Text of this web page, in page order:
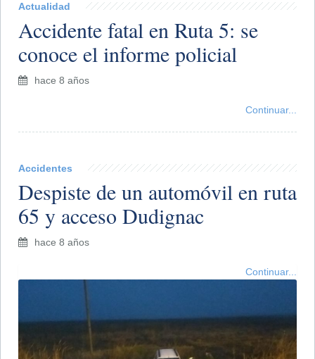
Actualidad
Accidente fatal en Ruta 5: se
conoce el informe policial
hace 8 años
Continuar...
Accidentes
Despiste de un automóvil en ruta
65 y acceso Dudignac
hace 8 años
Continuar...